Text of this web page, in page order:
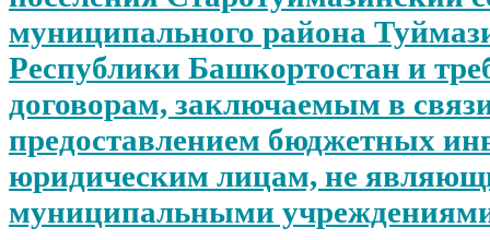
муниципального района
Республики Башкортостан и
договорам, заключаемым в
предоставлением бюджетных
юридическим лицам, не
муниципальными